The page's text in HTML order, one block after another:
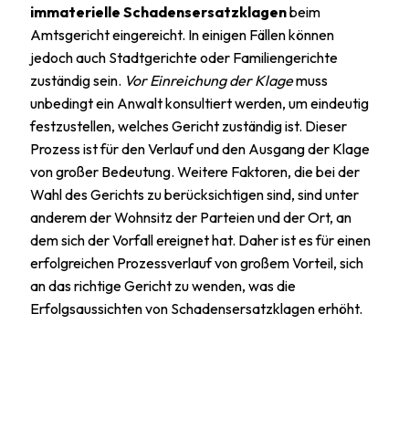
immaterielle Schadensersatzklagenbeim
Amtsgericht eingereicht. In einigen Fällen können
jedoch auch Stadtgerichte oder Familiengerichte
zuständig sein. Vor Einreichung der Klagemuss
unbedingt ein Anwalt konsultiert werden, um eindeutig
festzustellen, welches Gericht zuständig ist. Dieser
Prozess ist für den Verlauf und den Ausgang der Klage
von großer Bedeutung. Weitere Faktoren, die bei der
Wahl des Gerichts zu berücksichtigen sind, sind unter
anderem der Wohnsitz der Parteien und der Ort, an
dem sich der Vorfall ereignet hat. Daher ist es für einen
erfolgreichen Prozessverlauf von großem Vorteil, sich
an das richtige Gericht zu wenden, was die
Erfolgsaussichten von Schadensersatzklagen erhöht.